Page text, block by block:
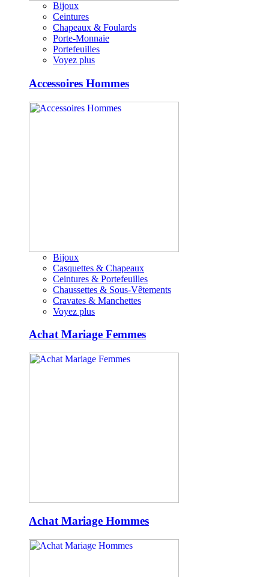
Bijoux
Ceintures
Chapeaux & Foulards
Porte-Monnaie
Portefeuilles
Voyez plus
Accessoires Hommes
Bijoux
Casquettes & Chapeaux
Ceintures & Portefeuilles
Chaussettes & Sous-Vêtements
Cravates & Manchettes
Voyez plus
Achat Mariage Femmes
Achat Mariage Hommes